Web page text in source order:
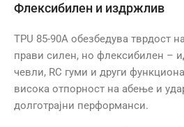
Флексибилен и издржлив
TPU 85-90A обезбедува тврдост
прави силен, но флексибилен –
чевли, RC гуми и други
висока отпорност на абење и
долготрајни перформанси.